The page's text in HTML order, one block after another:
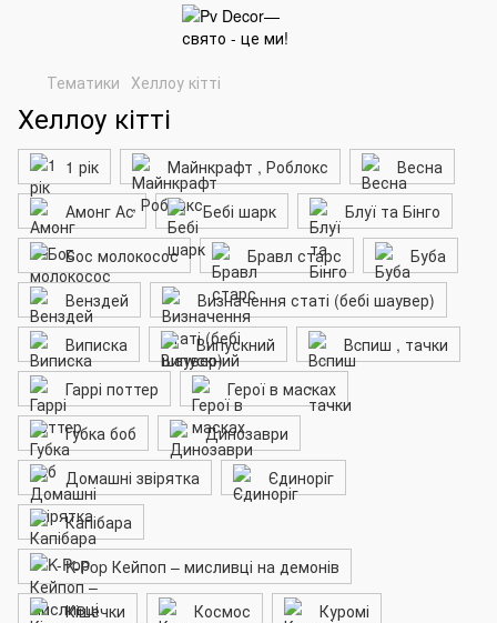
Тематики Хеллоу кітті
Хеллоу кітті
1 рік Майнкрафт , Роблокс
Весна
Амонг Ас
Бебі шарк
Блуї та Бінго
Бос молокосос
Бравл старс
Буба
Венздей
Визначення статі (бебі шаувер)
Виписка
Випускний
Вcпиш , тачки
Гаррі поттер
Герої в масках
Губка боб
Динозаври
Домашні звірятка
Єдиноріг
Капібара
K-Pop Кейпоп – мисливці на демонів
Кішечки
Космос
Куромі